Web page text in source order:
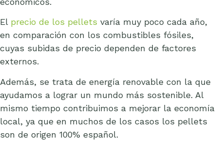
El precio de los pellets varía muy poco cada año,
en comparación con los combustibles fósiles,
cuyas subidas de precio dependen de factores
externos.
Además, se trata de energía renovable con la que
ayudamos a lograr un mundo más sostenible. Al
mismo tiempo contribuimos a mejorar la economía
local, ya que en muchos de los casos los pellets
son de origen 100% español.